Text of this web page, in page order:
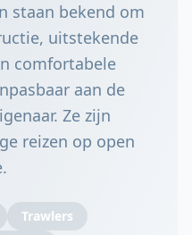
staan bekend om
uitstekende
comfortabele
aan de
Ze zijn
reizen op open
Trawlers